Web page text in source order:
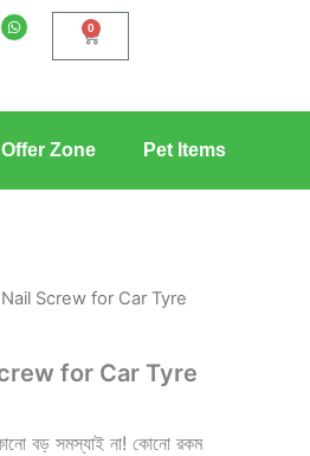
W
h
a
p
0
Cart
Offer Zone Pet Items
Screw for Car Tyre
for Car Tyre
বড় সমস্যাই না! কোনো রকম